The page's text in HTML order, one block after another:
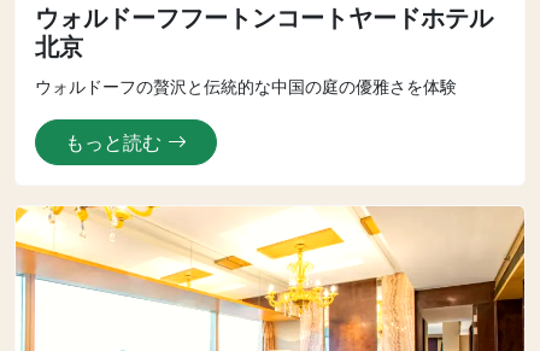
ウォルドーフフートンコートヤードホテル
北京
ウォルドーフの贅沢と伝統的な中国の庭の優雅さを体験
もっと読む